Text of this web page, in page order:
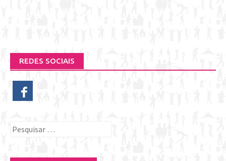
REDES SOCIAIS
Pesquisar